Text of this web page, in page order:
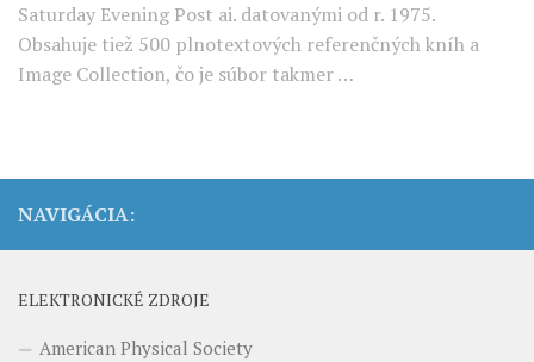
Saturday Evening Post ai. datovanými od r. 1975.
Obsahuje tiež 500 plnotextových referenčných kníh a
Image Collection, čo je súbor takmer …
NAVIGÁCIA:
ELEKTRONICKÉ ZDROJE
American Physical Society